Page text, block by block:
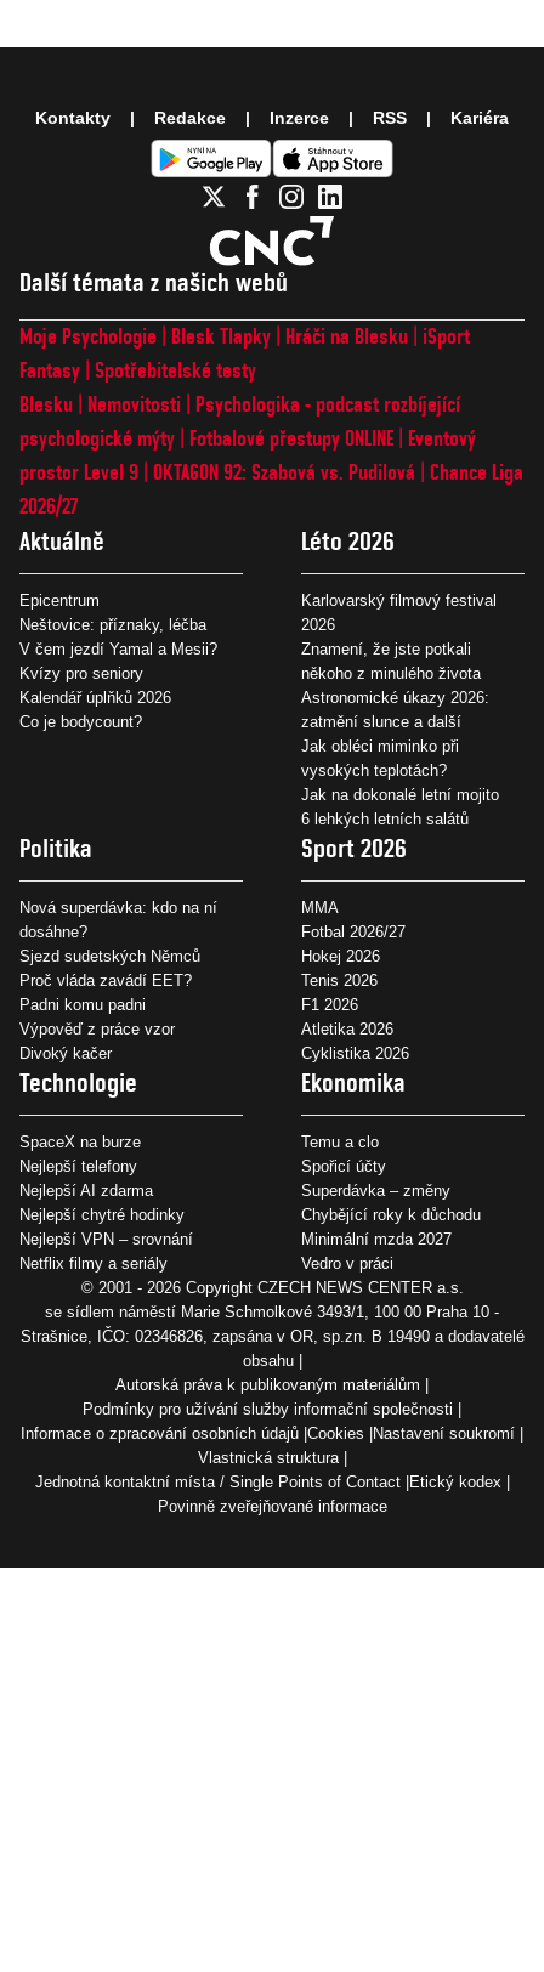
Další témata z našich webů
Moje Psychologie Blesk Tlapky Hráči na Blesku
iSport
Fantasy Spotřebitelské testy
Blesku
Nemovitosti
Psychologika - podcast rozbíjející
psychologické mýty
Fotbalové přestupy ONLINE
Eventový
prostor Level 9 OKTAGON 92: Szabová vs. Pudilová
Chance Liga
2026/27
Aktuálně
Epicentrum
Neštovice: příznaky, léčba
V čem jezdí Yamal a Mesii?
Kvízy pro seniory
Kalendář úplňků 2026
Co je bodycount?
Léto 2026
Karlovarský filmový festival
2026
Znamení, že jste potkali
někoho z minulého života
Astronomické úkazy 2026:
zatmění slunce a další
Jak obléci miminko při
vysokých teplotách?
Jak na dokonalé letní mojito
6 lehkých letních salátů
Politika
Nová superdávka: kdo na ní
dosáhne?
Sjezd sudetských Němců
Proč vláda zavádí EET?
Padni komu padni
Výpověď z práce vzor
Divoký kačer
Sport 2026
MMA
Fotbal 2026/27
Hokej 2026
Tenis 2026
F1 2026
Atletika 2026
Cyklistika 2026
Technologie
SpaceX na burze
Nejlepší telefony
Nejlepší AI zdarma
Nejlepší chytré hodinky
Nejlepší VPN – srovnání
Netflix filmy a seriály
Ekonomika
Temu a clo
Spořicí účty
Superdávka – změny
Chybějící roky k důchodu
Minimální mzda 2027
Vedro v práci
Kontakty Redakce Inzerce RSS Kariéra
© 2001 - 2026 Copyright CZECH NEWS CENTER a.s.
se sídlem náměstí Marie Schmolkové 3493/1, 100 00 Praha 10 -
Strašnice, IČO: 02346826, zapsána v OR, sp.zn. B 19490 a dodavatelé
obsahu
Autorská práva k publikovaným materiálům
Podmínky pro užívání služby informační společnosti
Informace o zpracování osobních údajů Cookies
Nastavení soukromí
Vlastnická struktura
Jednotná kontaktní místa / Single Points of Contact
Etický kodex
Povinně zveřejňované informace